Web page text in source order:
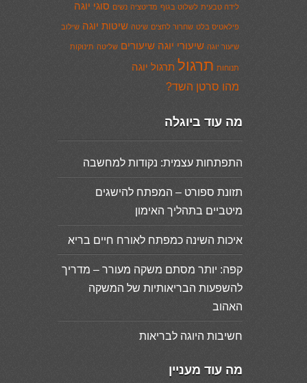
לידה טבעית לשלוט בגוף מדיטציה נשים סוגי יוגה
פילאטיס בלט שחרור לחצים שיטה שיטות יוגה שילוב
שיעור יוגה שיעורי יוגה שיעורים שליטה תינוקות
תנוחות תרגול תרגול יוגה
מהו סרטן השד?
מה עוד ביוגלה
התפתחות עצמית: נקודות למחשבה
תזונת ספורט – המפתח להישגים
מיטביים בתהליך האימון
איכות השינה כמפתח לאורח חיים בריא
קפה: יותר מסתם משקה מעורר – מדריך
להשפעות הבריאותיות של המשקה
האהוב
חשיבות היוגה לבריאות
מה עוד מעניין